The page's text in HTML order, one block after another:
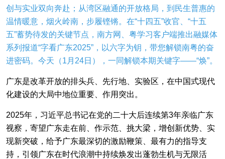
创与实业双向奔赴；从湾区融通的开放格局，到民生普惠的
温情暖意，烟火岭南，步履铿锵。在“十四五”收官、“十五
五”蓄势待发的关键节点，南方网、粤学习客户端推出融媒体
系列报道“字看广东2025”，以六字为钥，带您解锁南粤的奋
进密码。今天（1月24日），一同解锁本期关键字——“焕”。
广东是改革开放的排头兵、先行地、实验区，在中国式现代
化建设的大局中地位重要、作用突出。
2025年，习近平总书记在党的二十大后连续第3年亲临广东
视察，寄望广东走在前、作示范、挑大梁，增创新优势、实
现新突破，给予广东最深切的激励鞭策、最有力的指导支
持，引领广东在时代浪潮中持续焕发出蓬勃生机与无限活